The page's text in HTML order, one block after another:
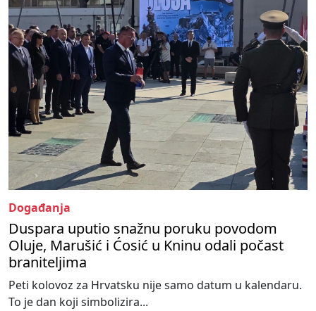
Događanja
Duspara uputio snažnu poruku povodom
Oluje, Marušić i Ćosić u Kninu odali počast
braniteljima
Peti kolovoz za Hrvatsku nije samo datum u kalendaru.
To je dan koji simbolizira...